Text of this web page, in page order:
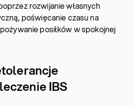
rozwijanie własnych
poświęcanie czasu na
posiłków w spokojnej
IBS